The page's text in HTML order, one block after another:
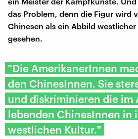
das Problem, denn die Figur wird
Chinesen als ein Abbild
gesehen.
"Die AmerikanerInnen
den ChinesInnen. Sie
und diskriminieren die im
lebenden ChinesInnen in
westlichen Kultur."